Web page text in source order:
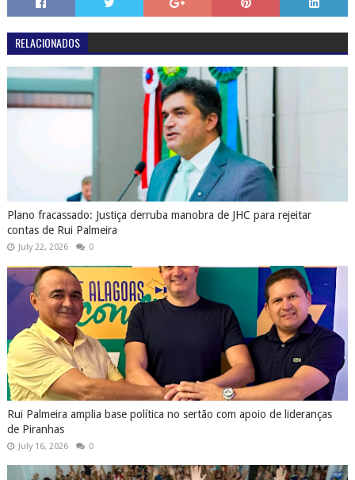
RELACIONADOS
Plano fracassado: Justiça derruba manobra de JHC para rejeitar
contas de Rui Palmeira
July 22, 2026 0
Rui Palmeira amplia base política no sertão com apoio de lideranças
de Piranhas
July 16, 2026 0